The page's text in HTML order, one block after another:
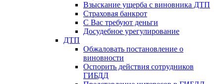
Взыскание ущерба с виновника ДТП
Страховая банкрот
С Вас требуют деньги
Досудебное урегулирование
ДТП
Обжаловать постановление о
виновности
Оспорить действия сотрудников
ГИБДД